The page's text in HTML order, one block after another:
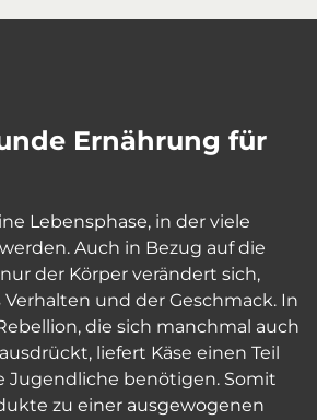
Ernährung für
Lebensphase, in der viele
Auch in Bezug auf die
der Körper verändert sich,
und der Geschmack. In
die sich manchmal auch
liefert Käse einen Teil
Jugendliche benötigen. Somit
zu einer ausgewogenen